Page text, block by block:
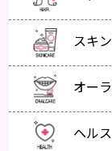
スキ
オー
ヘルス